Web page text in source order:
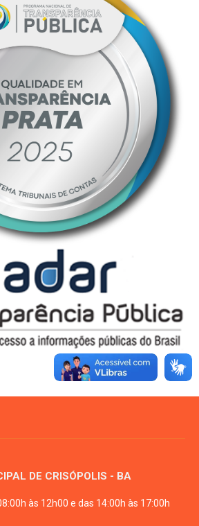
DE CRISÓPOLIS - BA
às 12h00 e das 14:00h às 17:00h